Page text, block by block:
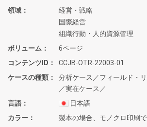
領域
経営・戦略
国際経営
組織行動・人的資源管理
ボリューム
6ページ
コンテンツID
CCJB-OTR-22003-01
ケースの種類
分析ケース／フィールド・
／実在ケース／
言語
日本語
カラー
製本の場合、モノクロ印刷